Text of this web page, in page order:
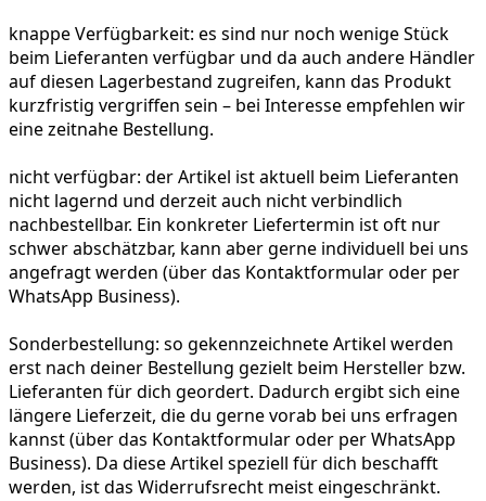
knappe Verfügbarkeit: es sind nur noch wenige Stück
beim Lieferanten verfügbar und da auch andere Händler
auf diesen Lagerbestand zugreifen, kann das Produkt
kurzfristig vergriffen sein – bei Interesse empfehlen wir
eine zeitnahe Bestellung.
nicht verfügbar: der Artikel ist aktuell beim Lieferanten
nicht lagernd und derzeit auch nicht verbindlich
nachbestellbar. Ein konkreter Liefertermin ist oft nur
schwer abschätzbar, kann aber gerne individuell bei uns
angefragt werden (über das Kontaktformular oder per
WhatsApp Business).
Sonderbestellung: so gekennzeichnete Artikel werden
erst nach deiner Bestellung gezielt beim Hersteller bzw.
Lieferanten für dich geordert. Dadurch ergibt sich eine
längere Lieferzeit, die du gerne vorab bei uns erfragen
kannst (über das Kontaktformular oder per WhatsApp
Business). Da diese Artikel speziell für dich beschafft
werden, ist das Widerrufsrecht meist eingeschränkt.